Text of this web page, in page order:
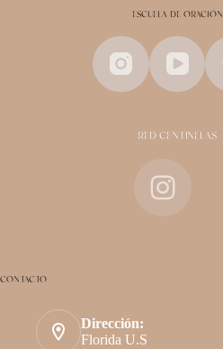
ESCUELA DE ORACIÓN
RED CENTINELAS
CONTACTO
Dirección:
Florida U.S